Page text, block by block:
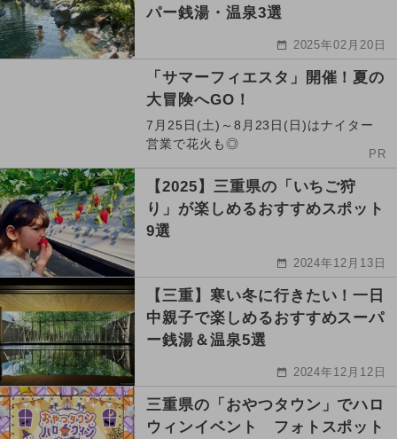
パー銭湯・温泉3選
2025年02月20日
「サマーフィエスタ」開催！夏の
大冒険へGO！
7月25日(土)～8月23日(日)はナイター
営業で花火も◎
PR
【2025】三重県の「いちご狩
り」が楽しめるおすすめスポット
9選
2024年12月13日
【三重】寒い冬に行きたい！一日
中親子で楽しめるおすすめスーパ
ー銭湯＆温泉5選
2024年12月12日
三重県の「おやつタウン」でハロ
ウィンイベント フォトスポット